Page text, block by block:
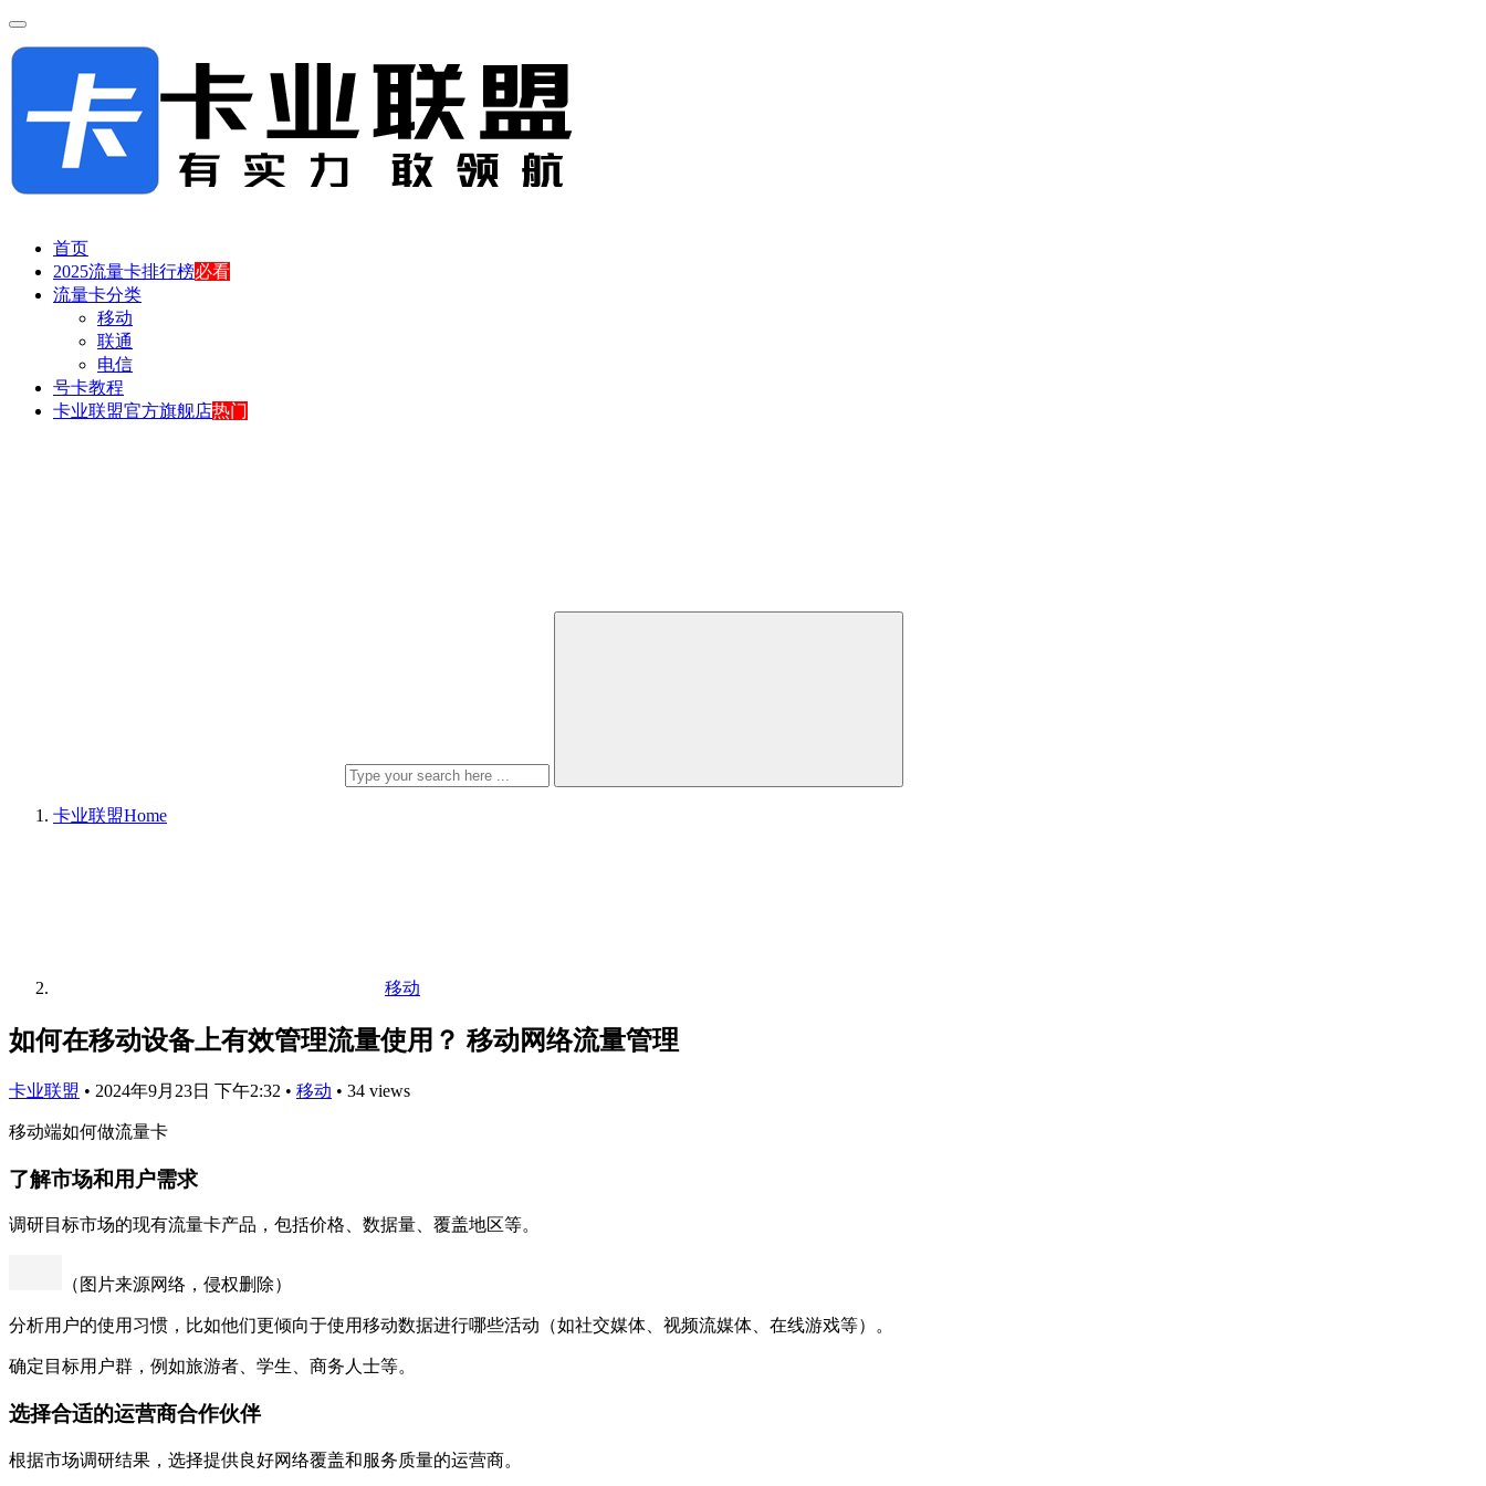
首页
2025流量卡排行榜必看
流量卡分类
移动
联通
电信
号卡教程
卡业联盟官方旗舰店热门
卡业联盟Home
移动
如何在移动设备上有效管理流量使用？ 移动网络流量管理
卡业联盟 • 2024年9月23日 下午2:32 • 移动 • 34 views
移动端如何做流量卡
了解市场和用户需求
调研目标市场的现有流量卡产品，包括价格、数据量、覆盖地区等。
（图片来源网络，侵权删除）
分析用户的使用习惯，比如他们更倾向于使用移动数据进行哪些活动（如社交媒体、视频流媒体、在线游戏等）。
确定目标用户群，例如旅游者、学生、商务人士等。
选择合适的运营商合作伙伴
根据市场调研结果，选择提供良好网络覆盖和服务质量的运营商。